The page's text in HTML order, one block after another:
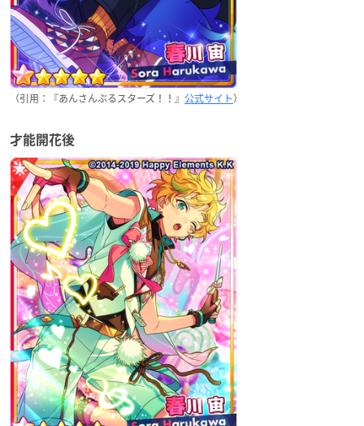
（引用：『あんさんぶるスターズ！！』 公式サイト）
才能開花後